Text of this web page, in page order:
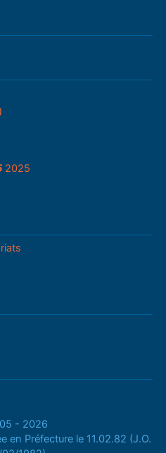
2025
- 2026
en Préfecture le 11.02.82 (J.O.